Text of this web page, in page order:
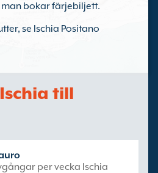
bokar färjebiljett.
se Ischia Positano
till
per vecka Ischia